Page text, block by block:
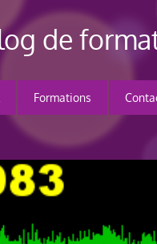
de
Formations